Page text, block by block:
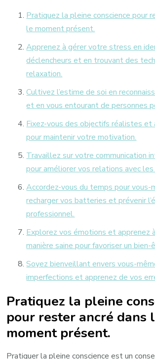
Pratiquez la pleine conscience pour
le moment présent.
Apprenez à gérer votre stress en
déclencheurs et en trouvant des
relaxation.
Cultivez l’estime de soi en
et en vous entourant de personnes
Fixez-vous des objectifs réalistes
pour maintenir votre motivation.
Travaillez sur votre communication
pour améliorer vos relations avec
Accordez-vous du temps pour vous-
recharger vos batteries et prévenir
professionnel.
Explorez vos émotions et apprenez
manière saine pour favoriser un
Soyez bienveillant envers vous-
imperfections et apprenez de vos
Pratiquez la pleine
pour rester ancré dans
moment présent.
Pratiquer la pleine conscience est un